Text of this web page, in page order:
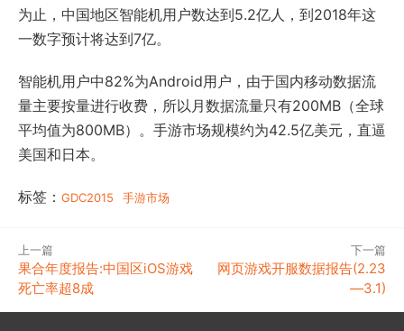
为止，中国地区智能机用户数达到5.2亿人，到2018年这
一数字预计将达到7亿。
智能机用户中82%为Android用户，由于国内移动数据流
量主要按量进行收费，所以月数据流量只有200MB（全球
平均值为800MB）。手游市场规模约为42.5亿美元，直逼
美国和日本。
标签： GDC2015 手游市场
上一篇
果合年度报告:中国区iOS游戏
死亡率超8成
下一篇
网页游戏开服数据报告(2.23
—3.1)